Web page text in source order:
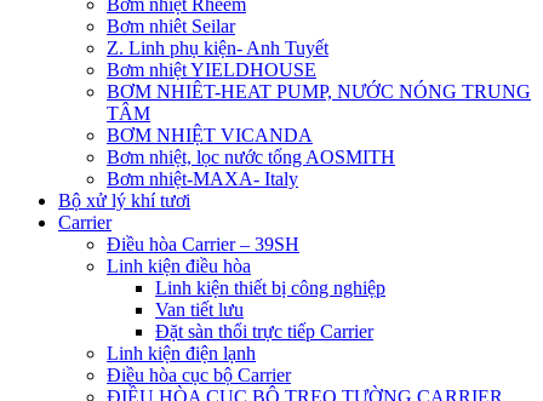
Bơm nhiệt Rheem
Bơm nhiêt Seilar
Z. Linh phụ kiện- Anh Tuyết
Bơm nhiệt YIELDHOUSE
BƠM NHIÊT-HEAT PUMP, NƯỚC NÓNG TRUNG
TÂM
BƠM NHIỆT VICANDA
Bơm nhiệt, lọc nước tổng AOSMITH
Bơm nhiệt-MAXA- Italy
Bộ xử lý khí tươi
Carrier
Điều hòa Carrier – 39SH
Linh kiện điều hòa
Linh kiện thiết bị công nghiệp
Van tiết lưu
Đặt sàn thổi trực tiếp Carrier
Linh kiện điện lạnh
Điều hòa cục bộ Carrier
ĐIỀU HÒA CỤC BỘ TREO TƯỜNG CARRIER